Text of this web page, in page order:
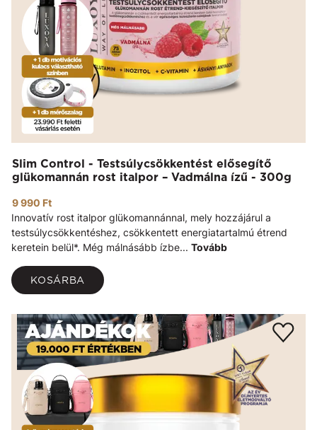
Slim Control - Testsúlycsökkentést elősegítő
glükomannán rost italpor – Vadmálna ízű - 300g
9 990 Ft
Innovatív rost italpor glükomannánnal, mely hozzájárul a
testsúlycsökkentéshez, csökkentett energiatartalmú étrend
keretein belül*. Még málnásább ízbe... Tovább
KOSÁRBA